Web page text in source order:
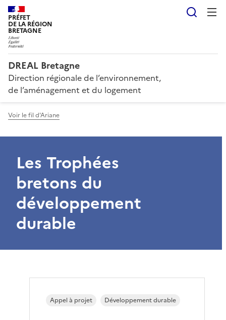
PRÉFET
DE LA RÉGION
BRETAGNE
DREAL Bretagne
Direction régionale de l’environnement,
de l’aménagement et du logement
Voir le fil d'Ariane
Les Trophées
bretons du
développement
durable
Appel à projet Développement durable